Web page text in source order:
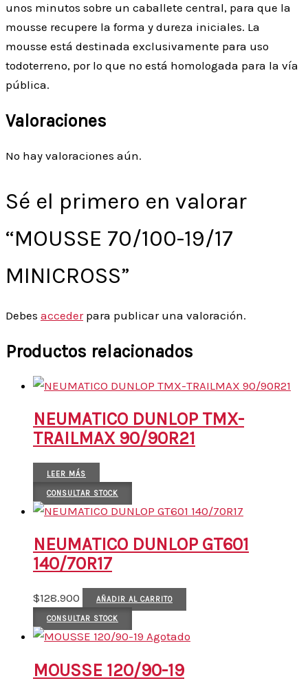
unos minutos sobre un caballete central, para que la
mousse recupere la forma y dureza iniciales. La
mousse está destinada exclusivamente para uso
todoterreno, por lo que no está homologada para la vía
pública.
Valoraciones
No hay valoraciones aún.
Sé el primero en valorar
“MOUSSE 70/100-19/17
MINICROSS”
Debes accederpara publicar una valoración.
Productos relacionados
NEUMATICO DUNLOP TMX-
TRAILMAX 90/90R21
LEER MÁS
CONSULTAR STOCK
NEUMATICO DUNLOP GT601
140/70R17
$128.900 AÑADIR AL CARRITO
CONSULTAR STOCK
Agotado
MOUSSE 120/90-19